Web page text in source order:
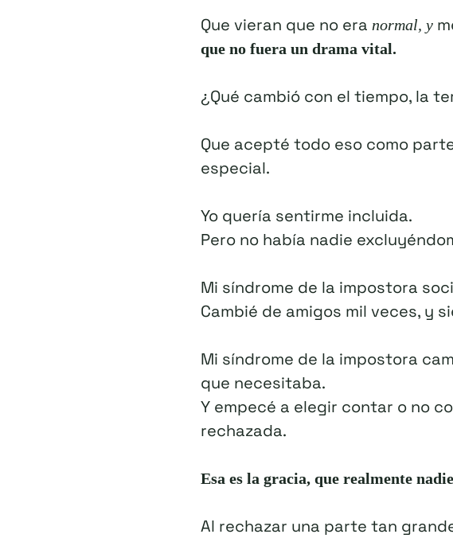
Que vieran que no era normal, y
que no fuera un drama vital.
¿Qué cambió con el tiempo, la
Que acepté todo eso como
especial.
Yo quería sentirme incluida.
Pero no había nadie
Mi síndrome de la impostora
Cambié de amigos mil veces, y
Mi síndrome de la impostora
que necesitaba.
Y empecé a elegir contar o no
rechazada.
Esa es la gracia, que realmente
Al rechazar una parte tan